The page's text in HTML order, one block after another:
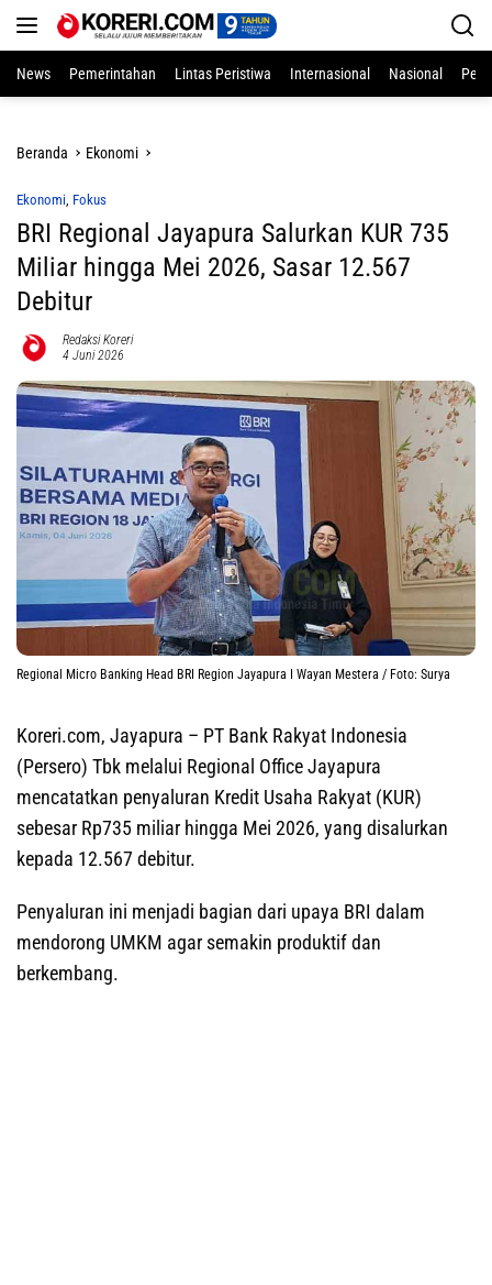
News
Pemerintahan Lintas Peristiwa Internasional Nasional
Beranda Ekonomi
Ekonomi, Fokus
BRI Regional Jayapura Salurkan KUR 735
Miliar hingga Mei 2026, Sasar 12.567
Debitur
Redaksi Koreri
4 Juni 2026
Regional Micro Banking Head BRI Region Jayapura I Wayan Mestera / Foto: Surya
Koreri.com, Jayapura – PT Bank Rakyat Indonesia
(Persero) Tbk melalui Regional Office Jayapura
mencatatkan penyaluran Kredit Usaha Rakyat (KUR)
sebesar Rp735 miliar hingga Mei 2026, yang disalurkan
kepada 12.567 debitur.
Penyaluran ini menjadi bagian dari upaya BRI dalam
mendorong UMKM agar semakin produktif dan
berkembang.